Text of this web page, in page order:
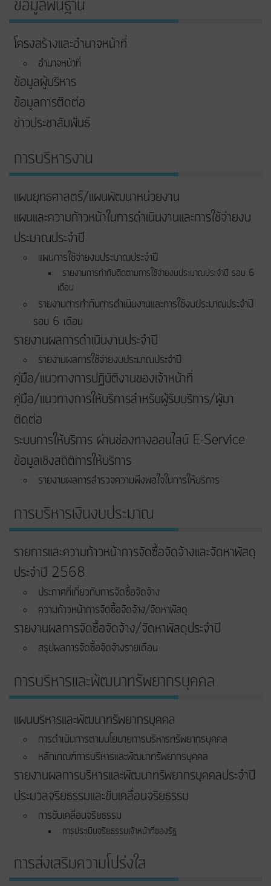
ข้อมูลพื้นฐาน
โครงสร้างและอำนาจหน้าที่
อำนาจหน้าที่
ข้อมูลผู้บริหาร
ข้อมูลการติดต่อ
ข่าวประชาสัมพันธ์
การบริหารงาน
แผนยุทธศาสตร์/แผนพัฒนาหน่วยงาน
แผนและความก้าวหน้าในการดําเนินงานและการใช้จ่ายงบ
ประมาณประจําปี
แผนการใช้จ่ายงบประมาณประจำปี
รายงานการกำกับติดตามการใช้จ่ายงบประมาณประจำปี รอบ 6
เดือน
รายงานการกำกับการดำเนินงานและการใช้งบประมาณประจำปี
รอบ 6 เดือน
รายงานผลการดำเนินงานประจำปี
รายงานผลการใช้จ่ายงบประมาณประจำปี
คู่มือ/แนวทางการปฏิบัติงานของเจ้าหน้าที่
คู่มือ/แนวทางการให้บริการสำหรับผู้รับบริการ/ผู้มา
ติดต่อ
ระบบการให้บริการ ผ่านช่องทางออนไลน์ E-Service
ข้อมูลเชิงสถิติการให้บริการ
รายงานผลการสำรวจความพึงพอใจในการให้บริการ
การบริหารเงินงบประมาณ
รายการและความก้าวหน้าการจัดซื้อจัดจ้างและจัดหาพัสดุ
ประจำปี 2568
ประกาศที่เกี่ยวกับการจัดซื้อจัดจ้าง
ความก้าวหน้าการจัดซื้อจัดจ้าง/จัดหาพัสดุ
รายงานผลการจัดซื้อจัดจ้าง/จัดหาพัสดุประจำปี
สรุปผลการจัดซื้อจัดจ้างรายเดือน
การบริหารและพัฒนาทรัพยากรบุคคล
แผนบริหารและพัฒนาทรัพยากรบุคคล
การดำเนินการตามนโยบายการบริหารทรัพยากรบุคคล
หลักเกณฑ์การบริหารและพัฒนาทรัพยากรบุคคล
รายงานผลการบริหารและพัฒนาทรัพยากรบุคคลประจำปี
ประมวลจริยธรรมและขับเคลื่อนจริยธรรม
การขับเคลื่อนจริยธรรม
การประเมินจริยธรรมเจ้าหน้าที่ของรัฐ
การส่งเสริมความโปร่งใส